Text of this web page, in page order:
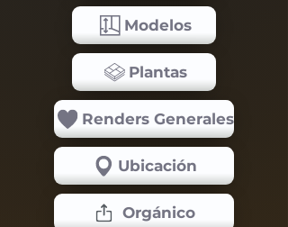
Modelos
Plantas
Renders Generales
Ubicación
Orgánico